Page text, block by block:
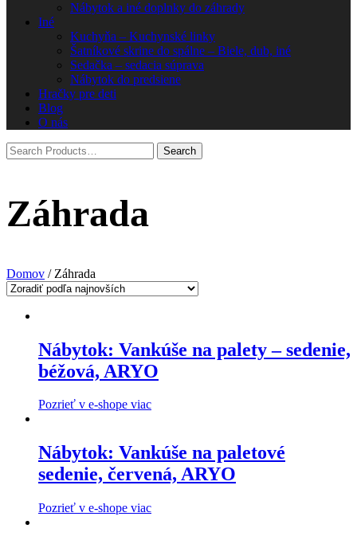
Nábytok a iné doplnky do záhrady
Iné
Kuchyňa – Kuchynské linky
Šatníkové skrine do spálne – Biele, dub, iné
Sedačka – sedacia súprava
Nábytok do predsiene
Hračky pre deti
Blog
O nás
Záhrada
Domov / Záhrada
Nábytok: Vankúše na palety – sedenie,
béžová, ARYO
Pozrieť v e-shope viac
Nábytok: Vankúše na paletové
sedenie, červená, ARYO
Pozrieť v e-shope viac